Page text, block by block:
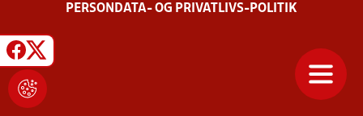
PERSONDATA- OG PRIVATLIVS-POLITIK